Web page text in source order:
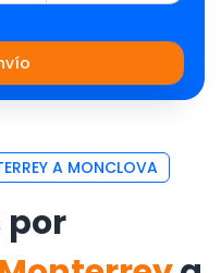
A MONCLOVA
por